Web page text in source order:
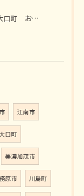
大口町 お風呂リフォーム M様邸 2026年7月
江南市
口町
美濃加茂市
原市 川島町